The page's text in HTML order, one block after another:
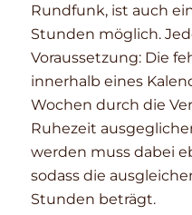
Rundfunk, ist auch
Stunden möglich.
Voraussetzung: Die
innerhalb eines
Wochen durch die
Ruhezeit
werden muss dabei
sodass die
Stunden beträgt.